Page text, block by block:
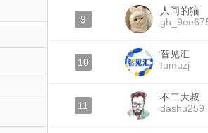
9
人间的猫
10
智见汇
fumuzj
11
不二大叔
dashu259